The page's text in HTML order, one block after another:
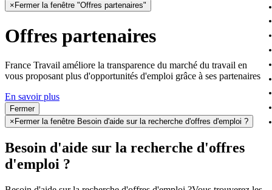
× Fermer la fenêtre "Offres partenaires"
Offres partenaires
France Travail améliore la transparence du marché du travail en
vous proposant plus d'opportunités d'emploi grâce à ses partenaires
En savoir plus
Fermer
× Fermer la fenêtre Besoin d'aide sur la recherche d'offres d'emploi ?
Besoin d'aide sur la recherche d'offres
d'emploi ?